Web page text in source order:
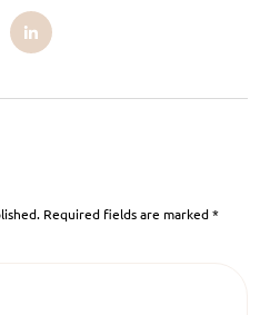
Required fields are marked*